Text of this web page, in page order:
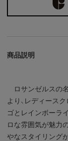
商品説明
ロサンゼルスの名
より、レディース
ゴとレインボーラ
ロな雰囲気が魅力
やなスタイリング